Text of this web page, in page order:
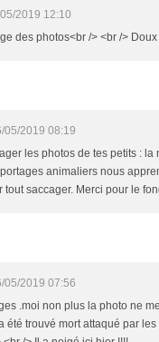
2019 12:10
des photos<br /> <br />
05/2019 08:19
les photos de tes petits :
animaliers nous
tout saccager. Merci pour le
05/2019 07:56
.moi non plus la photo ne
été trouvé mort attaqué par